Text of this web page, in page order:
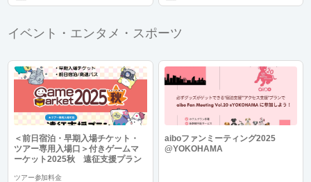
イベント・エンタメ・スポーツ
＜前日宿泊・早期入場チケット・
ツアー専用入場口＞付きゲームマ
ーケット2025秋 遠征支援プラン
ツアー参加料金
aiboファンミーティング2025
@YOKOHAMA